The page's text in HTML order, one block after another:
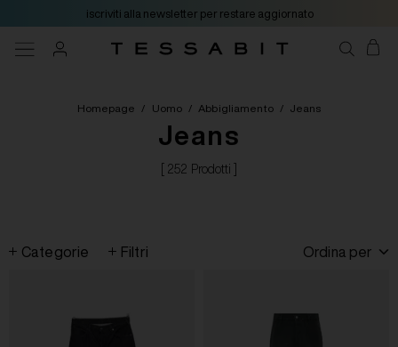
iscriviti alla newsletter per restare aggiornato
Homepage / Uomo / Abbigliamento / Jeans
Jeans
[ 252 Prodotti ]
Categorie Filtri Ordina per